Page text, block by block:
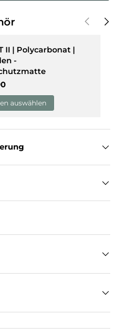
Vorherige
II | Polycarbonat |
-
Preis
auswählen